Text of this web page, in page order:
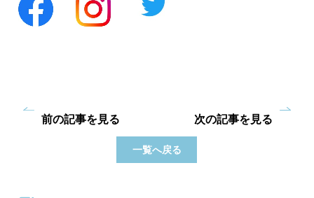
前の記事を見る
一覧へ戻る
次の記事を見る